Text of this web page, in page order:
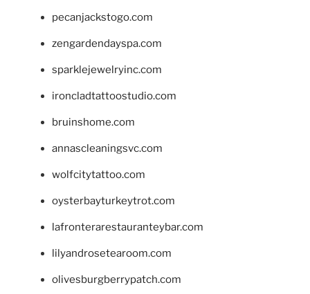
pecanjackstogo.com
zengardendayspa.com
sparklejewelryinc.com
ironcladtattoostudio.com
bruinshome.com
annascleaningsvc.com
wolfcitytattoo.com
oysterbayturkeytrot.com
lafronterarestauranteybar.com
lilyandrosetearoom.com
olivesburgberrypatch.com